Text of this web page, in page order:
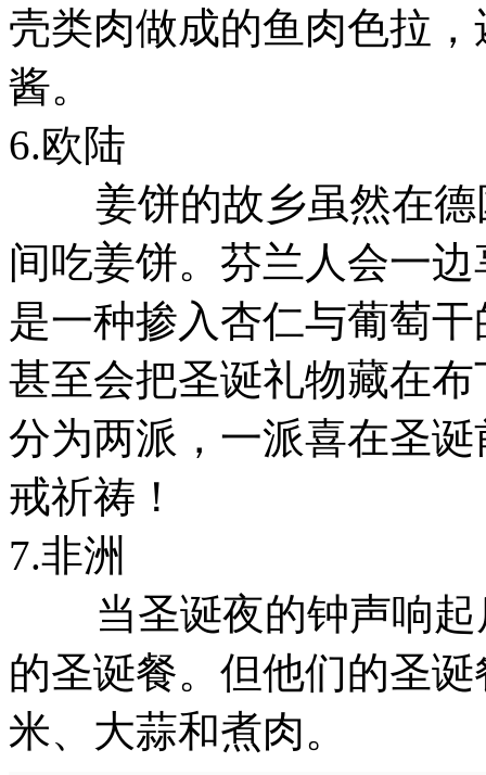
壳类肉做成的鱼肉色拉
酱。
6.欧陆
姜饼的故乡虽然在德
间吃姜饼。芬兰人会一
是一种掺入杏仁与葡萄
甚至会把圣诞礼物藏在
分为两派，一派喜在圣
戒祈祷！
7.非洲
当圣诞夜的钟声响起
的圣诞餐。但他们的圣
米、大蒜和煮肉。